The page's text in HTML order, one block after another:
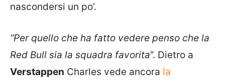
nascondersi un po’.
“Per quello che ha fatto vedere penso che la
Red Bull sia la squadra favorita“. Dietro a
Verstappen Charles vede ancora la